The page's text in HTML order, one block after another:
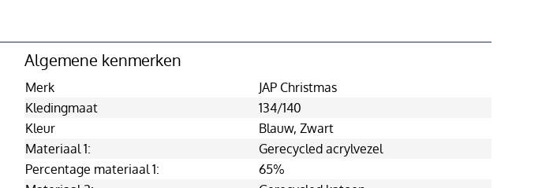
Algemene kenmerken
Merk
JAP Christmas
Kledingmaat
134/140
Kleur
Blauw, Zwart
Materiaal 1:
Gerecycled acrylvezel
Percentage materiaal 1:
65%